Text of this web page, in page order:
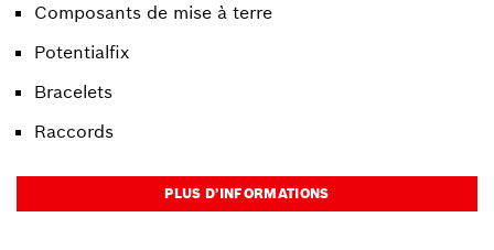
Composants de mise à terre
Potentialfix
Bracelets
Raccords
PLUS D’INFORMATIONS